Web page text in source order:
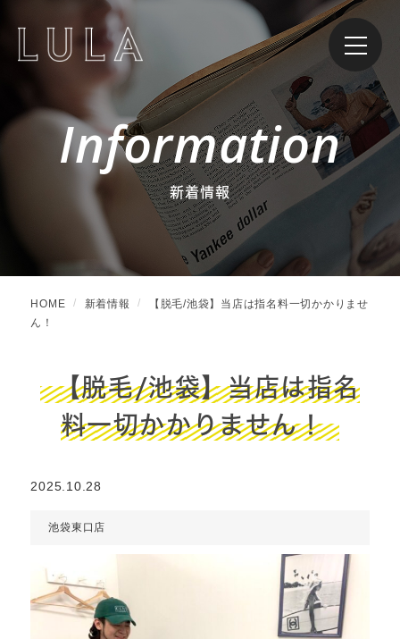
Information
新着情報
HOME 新着情報
【脱毛/池袋】当店は指名料一切かかりませ
ん！
【脱毛/池袋】当店は指名
料一切かかりません！
2025.10.28
池袋東口店